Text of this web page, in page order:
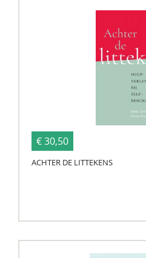
€ 30,50
ACHTER DE LITTEKENS